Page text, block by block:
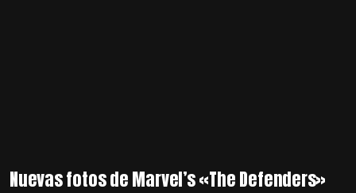
Nuevas fotos de Marvel’s «The Defenders»